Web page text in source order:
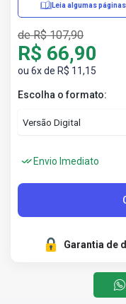
Leia algumas páginas
de R$ 107,90
R$ 66,90
ou 6x de R$ 11,15
Escolha o formato:
Envio Imediato
Garantia de